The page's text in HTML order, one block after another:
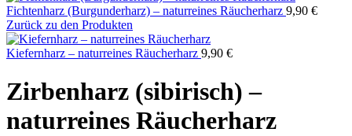
Fichtenharz (Burgunderharz) – naturreines Räucherharz 9,90 €
Zurück zu den Produkten
Kiefernharz – naturreines Räucherharz 9,90 €
Zirbenharz (sibirisch) –
naturreines Räucherharz